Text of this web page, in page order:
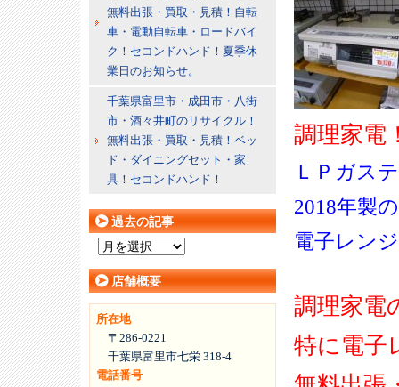
調理家電
ＬＰガス
2018年製
電子レン
調理家電
特に電子
無料出張・買取・見積！自転
車・電動自転車・ロードバイ
ク！セコンドハンド！夏季休
業日のお知らせ。
千葉県富里市・成田市・八街
市・酒々井町のリサイクル！
無料出張・買取・見積！ベッ
ド・ダイニングセット・家
具！セコンドハンド！
過去の記事
の
記
事
店舗概要
所在地
〒286-0221
千葉県富里市七栄 318-4
電話番号